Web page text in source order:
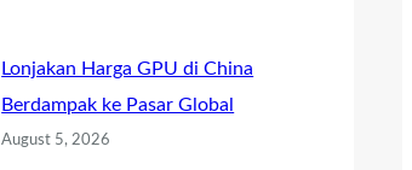
Lonjakan Harga GPU di China
Berdampak ke Pasar Global
August 5, 2026